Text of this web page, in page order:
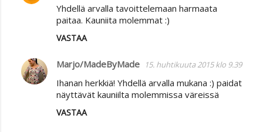
n
Yhdellä arvalla tavoittelemaan harmaata
paitaa. Kauniita molemmat :)
VASTAA
Marjo/MadeByMade 15. huhtikuuta 2015 klo 9.39
Ihanan herkkiä! Yhdellä arvalla mukana :) paidat
näyttävät kauniilta molemmissa väreissä
VASTAA